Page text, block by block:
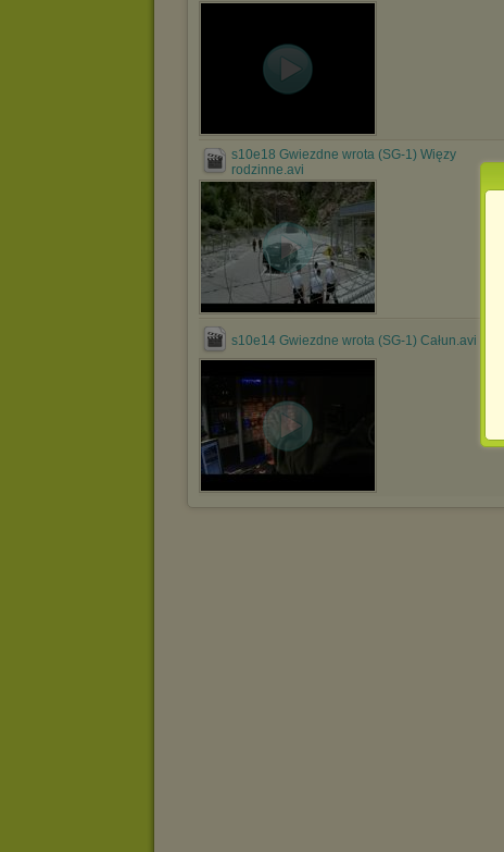
s10e18 Gwiezdne wrota (SG-1) Więzy
rodzinne.avi
s10e14 Gwiezdne wrota (SG-1) Całun.avi